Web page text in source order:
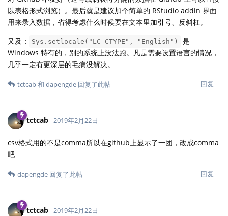
以表格形式浏览）。最后就是建议加个简单的 RStudio addin 界面
用来录入数据，省得考虑什么时候要在文本里加引号、反斜杠。
又及：
Sys.setlocale("LC_CTYPE", "English")
是
Windows 特有的，别的系统上没法跑。凡是需要设置语言的情况，
几乎一定有更深层的毛病没解决。
回复
tctcab和 dapengde 回复了此帖
tctcab 2019年2月22日
csv格式用的不是comma所以在github上显示了一团，改成comma
吧
回复
dapengde 回复了此帖
tctcab 2019年2月22日